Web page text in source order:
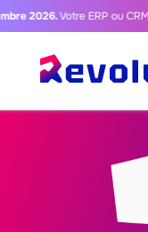
Votre ERP ou CRM